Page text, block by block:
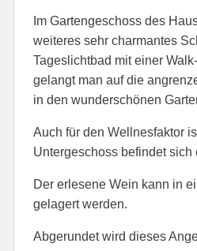
Im Gartengeschoss des
weiteres sehr charmantes
Tageslichtbad mit einer
gelangt man auf die
in den wunderschönen
Auch für den Wellnesfaktor
Untergeschoss befindet sich
Der erlesene Wein kann in
gelagert werden.
Abgerundet wird dieses